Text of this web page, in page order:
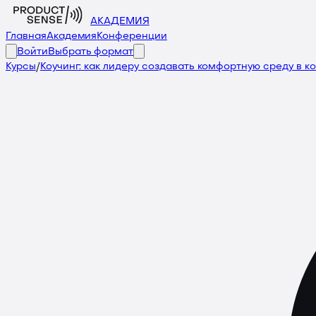
АКАДЕМИЯ
ГлавнаяАкадемия Конференции
Войти Выбрать формат
Курсы/ Коучинг: как лидеру создавать комфортную среду в